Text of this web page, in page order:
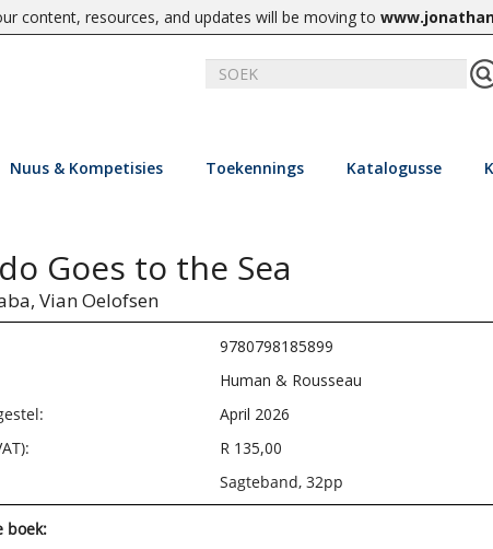
content, resources, and updates will be moving to
Nuus & Kompetisies Toekennings Katalogusse
Goes to the Sea
Vian Oelofsen
9780798185899
Human & Rousseau
April 2026
R 135,00
Sagteband, 32pp
boek: